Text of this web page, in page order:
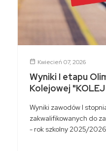
Kwiecień 07, 2026
Wyniki I etapu
Kolejowej
Wyniki zawodów I
zakwalifikowanych do
- rok szkolny 2025/2026